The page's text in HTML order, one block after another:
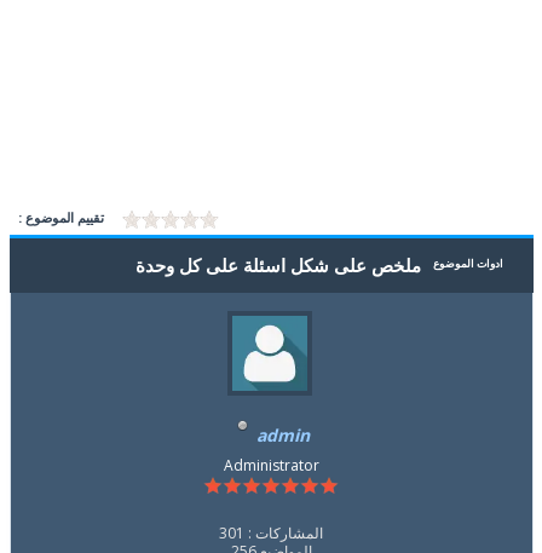
تقييم الموضوع :
ادوات الموضوع ملخص على شكل اسئلة على كل وحدة
admin
Administrator
المشاركات : 301